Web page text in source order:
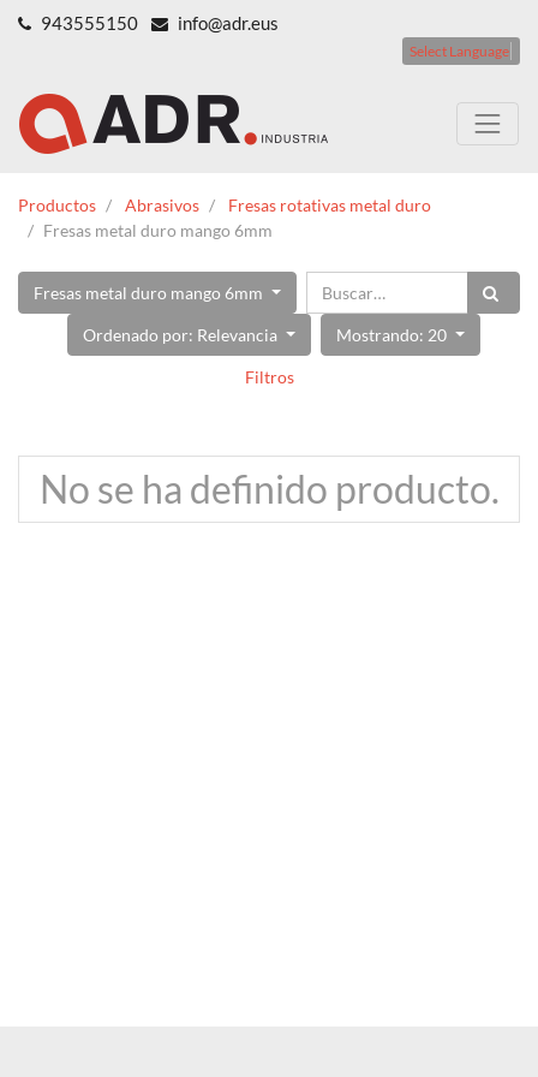
943555150 info@adr.eus
Select Language
Productos Abrasivos
Fresas rotativas metal duro
Fresas metal duro mango 6mm
Fresas metal duro mango 6mm
Ordenado por: Relevancia Mostrando: 20
Filtros
No se ha definido producto.